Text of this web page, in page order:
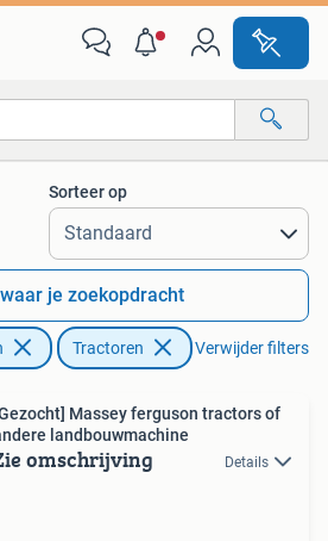
afstanden…
Sorteer op
je zoekopdracht
Tractoren Verwijder filters
Massey ferguson tractors of
landbouwmachine
omschrijving Details